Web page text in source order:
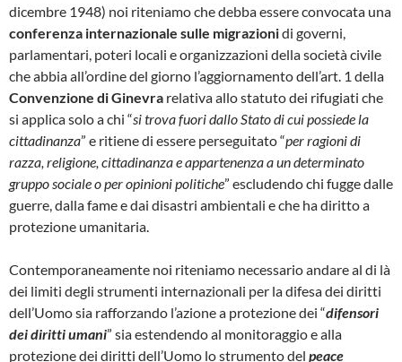
dicembre 1948) noi riteniamo che debba essere convocata una
conferenza internazionale sulle migrazionidi governi,
parlamentari, poteri locali e organizzazioni della società civile
che abbia all’ordine del giorno l’aggiornamento dell’art. 1 della
Convenzione di Ginevra relativa allo statuto dei rifugiati che
si applica solo a chi “si trova fuori dallo Stato di cui possiede la
cittadinanza” e ritiene di essere perseguitato “per ragioni di
razza, religione, cittadinanza e appartenenza a un determinato
gruppo sociale o per opinioni politiche” escludendo chi fugge dalle
guerre, dalla fame e dai disastri ambientali e che ha diritto a
protezione umanitaria.
Contemporaneamente noi riteniamo necessario andare al di là
dei limiti degli strumenti internazionali per la difesa dei diritti
dell’Uomo sia rafforzando l’azione a protezione dei “difensori
dei diritti umani” sia estendendo al monitoraggio e alla
protezione dei diritti dell’Uomo lo strumento del peace